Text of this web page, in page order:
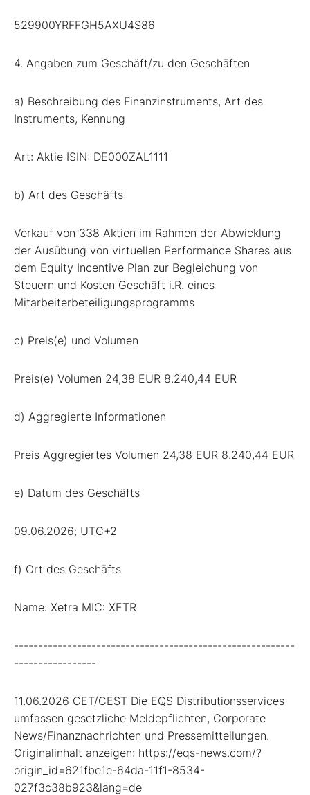
529900YRFFGH5AXU4S86
4. Angaben zum Geschäft/zu den Geschäften
a) Beschreibung des Finanzinstruments, Art des
Instruments, Kennung
Art: Aktie ISIN: DE000ZAL1111
b) Art des Geschäfts
Verkauf von 338 Aktien im Rahmen der Abwicklung
der Ausübung von virtuellen Performance Shares aus
dem Equity Incentive Plan zur Begleichung von
Steuern und Kosten Geschäft i.R. eines
Mitarbeiterbeteiligungsprogramms
c) Preis(e) und Volumen
Preis(e) Volumen 24,38 EUR 8.240,44 EUR
d) Aggregierte Informationen
Preis Aggregiertes Volumen 24,38 EUR 8.240,44 EUR
e) Datum des Geschäfts
09.06.2026; UTC+2
f) Ort des Geschäfts
Name: Xetra MIC: XETR
----------------------------------------------------------
-----------------
11.06.2026 CET/CEST Die EQS Distributionsservices
umfassen gesetzliche Meldepflichten, Corporate
News/Finanznachrichten und Pressemitteilungen.
Originalinhalt anzeigen: https://eqs-news.com/?
origin_id=621fbe1e-64da-11f1-8534-
027f3c38b923&lang=de